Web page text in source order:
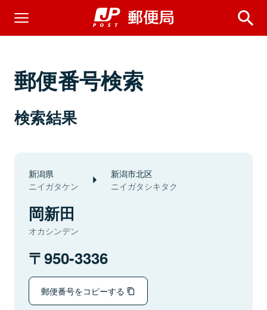
郵便番号検索
検索結果
新潟県
ニイガタケン
新潟市北区
ニイガタシキタク
岡新田
オカシンデン
950-3336
郵便番号をコピーする